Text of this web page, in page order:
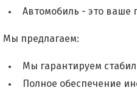
Автомобиль - это ваше
Мы предлагаем:
Мы гарантируем
Полное обеспечение